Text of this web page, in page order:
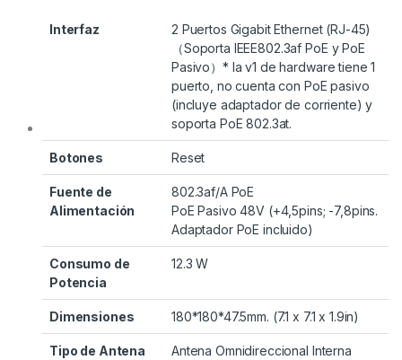
Interfaz
2 Puertos Gigabit Ethernet (RJ-45)
（Soporta IEEE802.3af PoE y PoE
Pasivo）* la v1 de hardware tiene 1
puerto, no cuenta con PoE pasivo
(incluye adaptador de corriente) y
soporta PoE 802.3at.
Botones Reset
Fuente de
Alimentación
802.3af/A PoE
PoE Pasivo 48V (+4,5pins; -7,8pins.
Adaptador PoE incluido)
Consumo de
Potencia
12.3 W
Dimensiones 180*180*47.5mm. (7.1 x 7.1 x 1.9in)
Tipo de Antena
Antena Omnidireccional Interna